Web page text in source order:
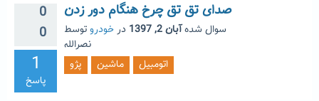
0
0
1
پاسخ
صدای تق تق چرخ هنگام دور زدن
سوال شدهآبان 2, 1397 درخودروتوسط
نصرالله
پژو
ماشین اتومبیل